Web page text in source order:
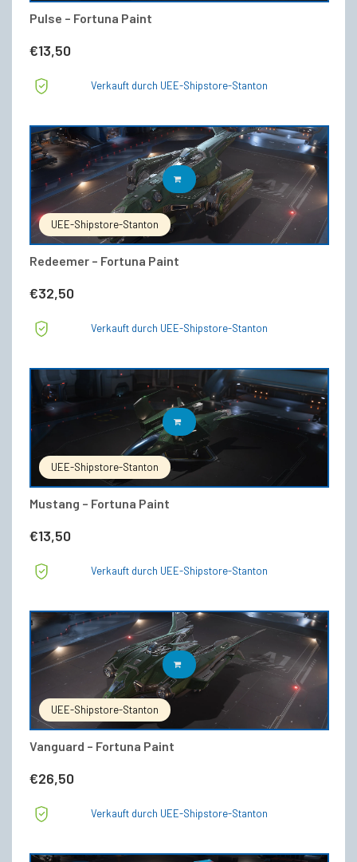
Pulse – Fortuna Paint
€13,50
Verkauft durch UEE-Shipstore-Stanton
UEE-Shipstore-Stanton
Redeemer – Fortuna Paint
€32,50
IN DEN WARENKORB
Verkauft durch UEE-Shipstore-Stanton
UEE-Shipstore-Stanton
Mustang – Fortuna Paint
€13,50
IN DEN WARENKORB
Verkauft durch UEE-Shipstore-Stanton
UEE-Shipstore-Stanton
Vanguard – Fortuna Paint
€26,50
IN DEN WARENKORB
Verkauft durch UEE-Shipstore-Stanton